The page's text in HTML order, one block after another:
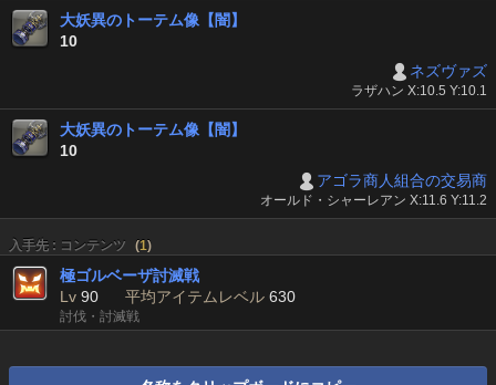
大妖異のトーテム像【闇】
10
ネズヴァズ
ラザハン X:10.5 Y:10.1
大妖異のトーテム像【闇】
10
アゴラ商人組合の交易商
オールド・シャーレアン X:11.6 Y:11.2
入手先 : コンテンツ (1)
極ゴルベーザ討滅戦
Lv 90 平均アイテムレベル 630
討伐・討滅戦